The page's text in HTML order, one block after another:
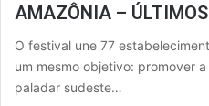
AMAZÔNIA –
O festival une 77
um mesmo objetivo: promover
paladar sudeste…